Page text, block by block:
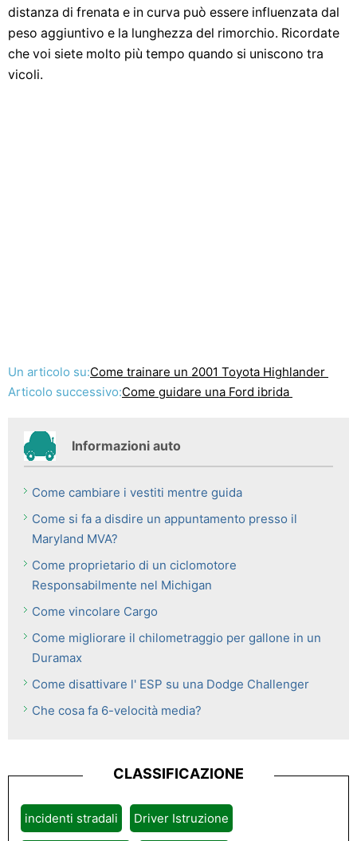
distanza di frenata e in curva può essere influenzata dal
peso aggiuntivo e la lunghezza del rimorchio. Ricordate
che voi siete molto più tempo quando si uniscono tra
vicoli.
Un articolo su:Come trainare un 2001 Toyota Highlander
Articolo successivo:Come guidare una Ford ibrida
Informazioni auto
Come cambiare i vestiti mentre guida
Come si fa a disdire un appuntamento presso il
Maryland MVA?
Come proprietario di un ciclomotore
Responsabilmente nel Michigan
Come vincolare Cargo
Come migliorare il chilometraggio per gallone in un
Duramax
Come disattivare l' ESP su una Dodge Challenger
Che cosa fa 6-velocità media?
CLASSIFICAZIONE
incidenti stradali Driver Istruzione